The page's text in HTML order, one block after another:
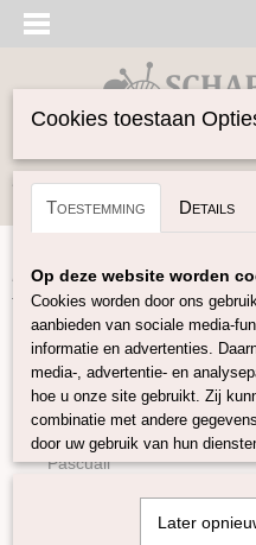
Inloggen Registreren
Home>Garen>Merken>
Garen
Soort Garen
Pascuali
Kremke Soul Wool
Cookies toestaan
Toestemming Details
Op deze website worden
Cookies worden door ons
aanbieden van sociale media-
informatie en advertenties.
media-, advertentie- en
hoe u onze site gebruikt. Zij
combinatie met andere
door uw gebruik van hun
Later